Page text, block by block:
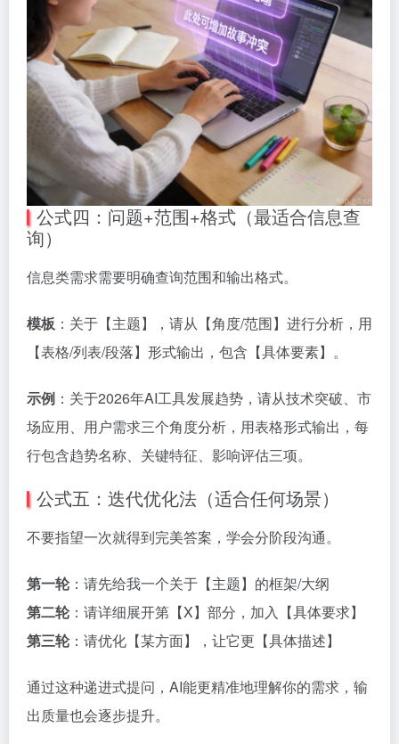
公式四：问题+范围+格式（最适合信息查
询）
信息类需求需要明确查询范围和输出格式。
模板 ：关于【主题】，请从【角度/范围】进行分析，用
【表格/列表/段落】形式输出，包含【具体要素】。
示例 ：关于2026年AI工具发展趋势，请从技术突破、市
场应用、用户需求三个角度分析，用表格形式输出，每
行包含趋势名称、关键特征、影响评估三项。
公式五：迭代优化法（适合任何场景）
不要指望一次就得到完美答案，学会分阶段沟通。
第一轮：请先给我一个关于【主题】的框架/大纲
第二轮：请详细展开第【X】部分，加入【具体要求】
第三轮：请优化【某方面】，让它更【具体描述】
通过这种递进式提问，AI能更精准地理解你的需求，输
出质量也会逐步提升。